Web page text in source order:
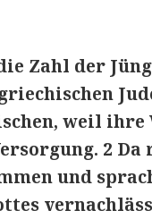
Zahl der
weil
2
und